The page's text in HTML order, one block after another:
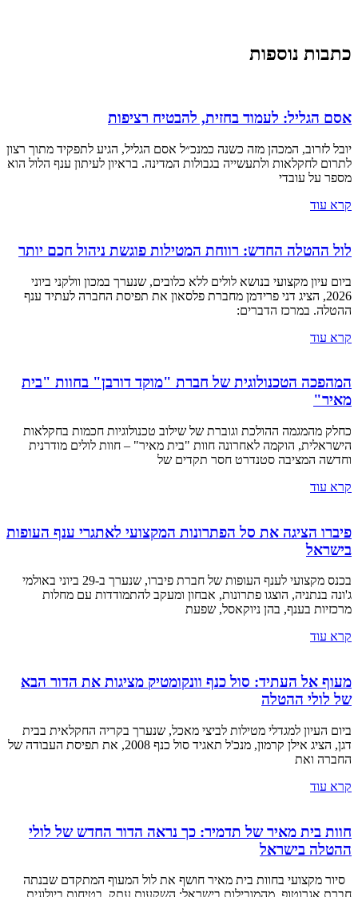
כתבות נוספות
אסם הגליל: לעמוד בחזית, להבטיח רציפות
יובל לזרוב, המכהן מזה כשנה כמנכ״ל אסם הגליל, הגיע לתפקיד מתוך רצון
לתרום לחקלאות ולתעשייה בגבולות המדינה. בראיון לעיתון ענף הלול הוא
מספר על עובדי
קרא עוד
לול ההטלה החדש: רווחת המטילות פוגשת ניהול חכם יותר
ביום עיון מקצועי בנושא לולים ללא כלובים, שנערך במכון וולקני ביוני
2026, הציג דני פרידמן מחברת פלסאון את תפיסת החברה לעתיד ענף
ההטלה. במרכז הדברים:
קרא עוד
המהפכה הטכנולוגית של חברת "מוקד דורבן" בחוות "בית
מאיר"
כחלק מהמגמה ההולכת וגוברת של שילוב טכנולוגיות חכמות בחקלאות
הישראלית, הוקמה לאחרונה חוות "בית מאיר" – חוות לולים מודרנית
וחדשה המציבה סטנדרט חסר תקדים של
קרא עוד
פיברו הציגה את סל הפתרונות המקצועי לאתגרי ענף העופות
בישראל
בכנס מקצועי לענף העופות של חברת פיברו, שנערך ב-29 ביוני באולמי
ג'ונה בנתניה, הוצגו פתרונות, אבחון ומעקב להתמודדות עם מחלות
מרכזיות בענף, בהן ניוקאסל, שפעת
קרא עוד
מעוף אל העתיד: סול כנף וונקומטיק מציגות את הדור הבא
של לולי ההטלה
ביום העיון למגדלי מטילות לביצי מאכל, שנערך בקריה החקלאית בבית
דגן, הציג אילן קרמון, מנכ'ל תאגיד סול כנף 2008, את תפיסת העבודה של
החברה ואת
קרא עוד
חוות בית מאיר של תדמיר: כך נראה הדור החדש של לולי
ההטלה בישראל
סיור מקצועי בחוות בית מאיר חושף את לול המעוף המתקדם שבנתה